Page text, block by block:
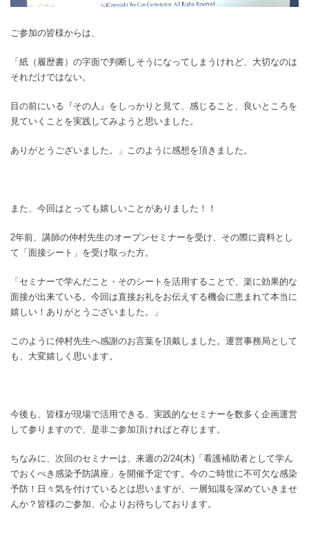
ご参加の皆様からは、
「紙（履歴書）の字面で判断しそうになってしまうけれど、大切なのは
それだけではない。
目の前にいる『その人』をしっかりと見て、感じること、良いところを
見ていくことを実践してみようと思いました。
ありがとうございました。」このように感想を頂きました。
また、今回はとっても嬉しいことがありました！！
2年前、講師の仲村先生のオープンセミナーを受け、その際に資料とし
て「面接シート」を受け取った方。
「セミナーで学んだこと・そのシートを活用することで、楽に効果的な
面接が出来ている。今回は直接お礼をお伝えする機会に恵まれて本当に
嬉しい！ありがとうございました。」
このように仲村先生へ感謝のお言葉を頂戴しました。運営事務局として
も、大変嬉しく思います。
今後も、皆様が現場で活用できる、実践的なセミナーを数多く企画運営
して参りますので、是非ご参加頂ければと存じます。
ちなみに、次回のセミナーは、来週の2/24(木)「看護補助者として学ん
でおくべき感染予防講座」を開催予定です。今のご時世に不可欠な感染
予防！日々気を付けているとは思いますが、一層知識を深めていきませ
んか？皆様のご参加、心よりお待ちしております。